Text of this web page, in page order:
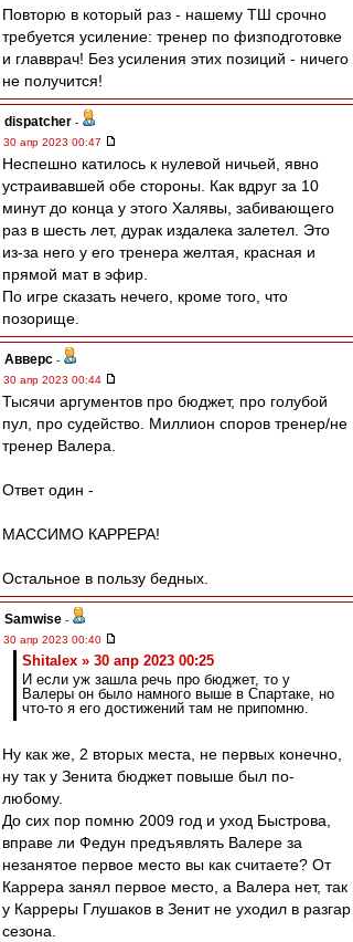
Повторю в который раз - нашему ТШ срочно
требуется усиление: тренер по физподготовке
и главврач! Без усиления этих позиций - ничего
не получится!
dispatcher -
30 апр 2023 00:47
Неспешно катилось к нулевой ничьей, явно
устраивавшей обе стороны. Как вдруг за 10
минут до конца у этого Халявы, забивающего
раз в шесть лет, дурак издалека залетел. Это
из-за него у его тренера желтая, красная и
прямой мат в эфир.
По игре сказать нечего, кроме того, что
позорище.
Авверс -
30 апр 2023 00:44
Тысячи аргументов про бюджет, про голубой
пул, про судейство. Миллион споров тренер/не
тренер Валера.
Ответ один -
МАССИМО КАРРЕРА!
Остальное в пользу бедных.
Samwise -
30 апр 2023 00:40
Shitalex » 30 апр 2023 00:25
И если уж зашла речь про бюджет, то у
Валеры он было намного выше в Спартаке, но
что-то я его достижений там не припомню.
Ну как же, 2 вторых места, не первых конечно,
ну так у Зенита бюджет повыше был по-
любому.
До сих пор помню 2009 год и уход Быстрова,
вправе ли Федун предъявлять Валере за
незанятое первое место вы как считаете? От
Каррера занял первое место, а Валера нет, так
у Карреры Глушаков в Зенит не уходил в разгар
сезона.